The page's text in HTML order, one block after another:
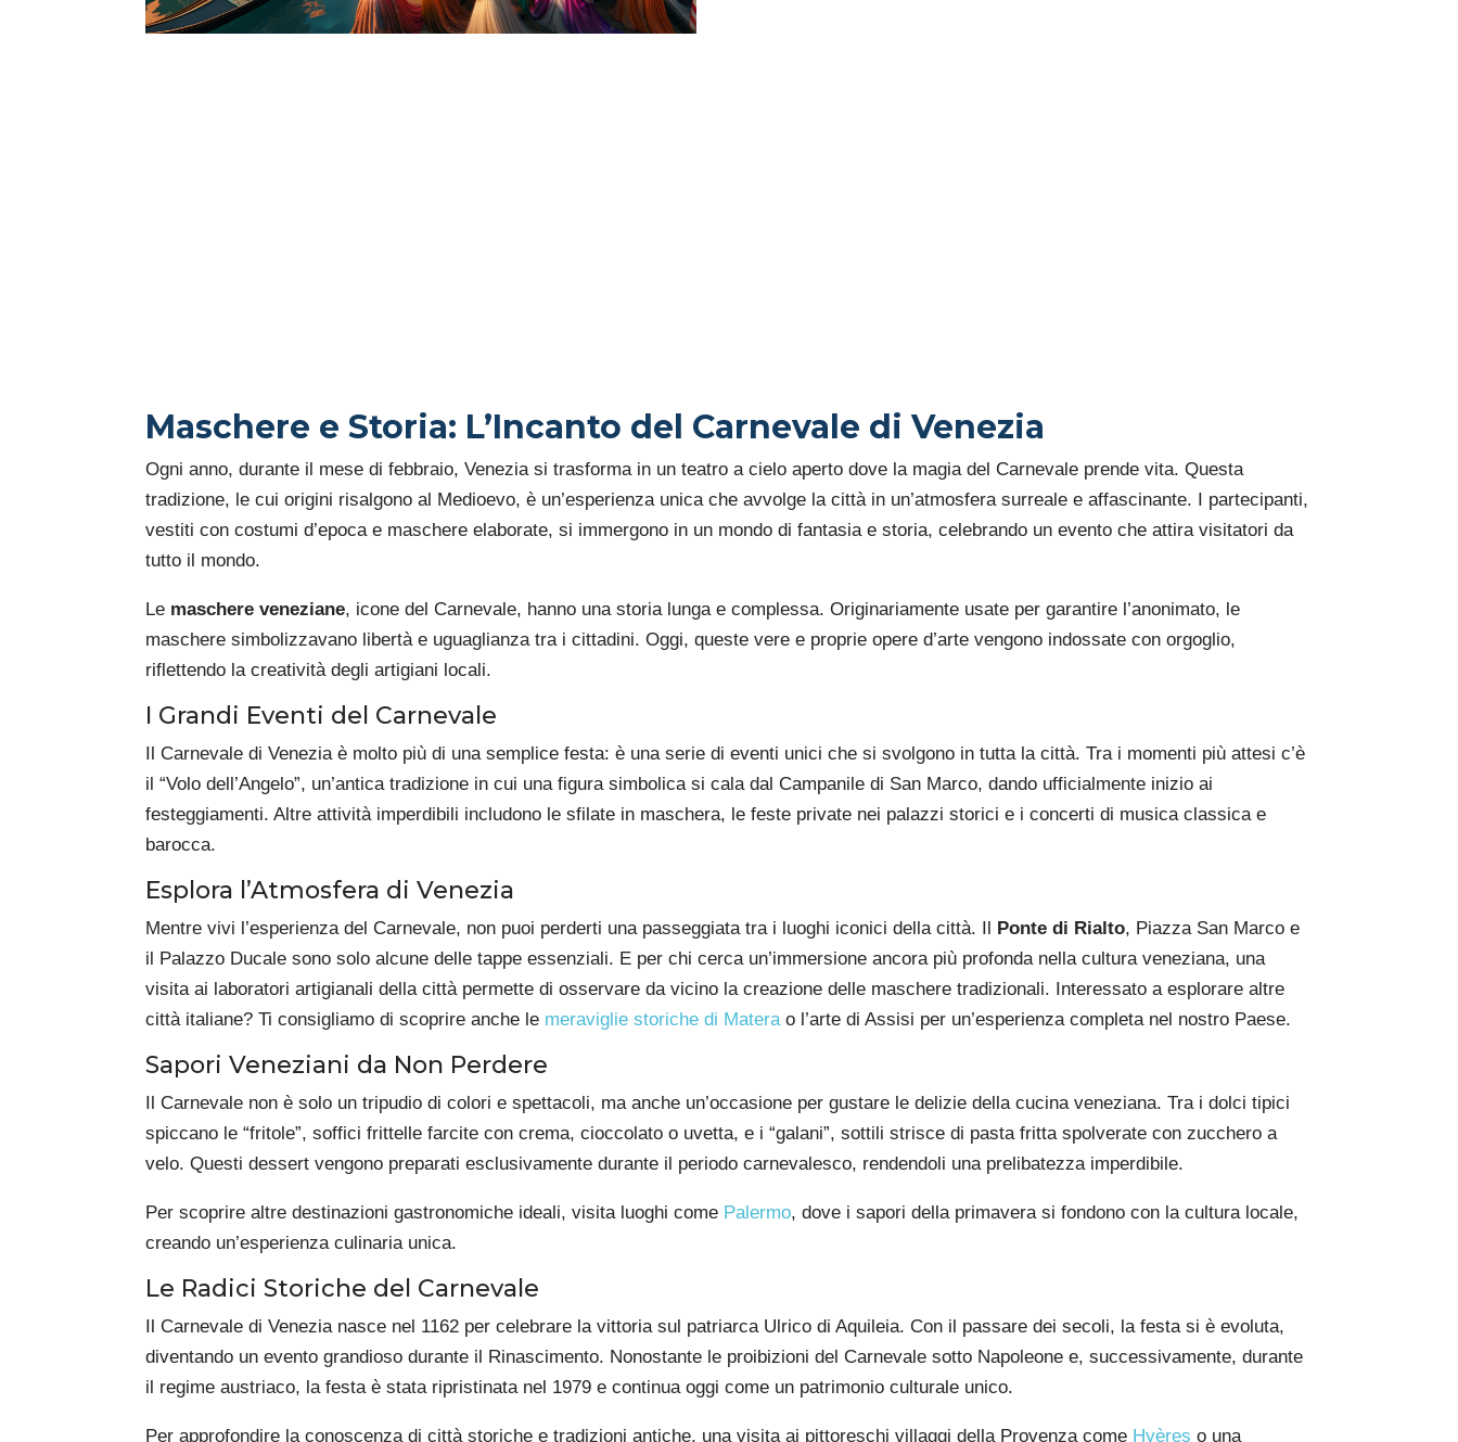
Maschere e Storia: L’Incanto del Carnevale di Venezia
Ogni anno, durante il mese di febbraio, Venezia si trasforma in un teatro a cielo aperto dove la magia del Carnevale prende vita. Questa
tradizione, le cui origini risalgono al Medioevo, è un’esperienza unica che avvolge la città in un’atmosfera surreale e affascinante. I partecipanti,
vestiti con costumi d’epoca e maschere elaborate, si immergono in un mondo di fantasia e storia, celebrando un evento che attira visitatori da
tutto il mondo.
Le maschere veneziane, icone del Carnevale, hanno una storia lunga e complessa. Originariamente usate per garantire l’anonimato, le
maschere simbolizzavano libertà e uguaglianza tra i cittadini. Oggi, queste vere e proprie opere d’arte vengono indossate con orgoglio,
riflettendo la creatività degli artigiani locali.
I Grandi Eventi del Carnevale
Il Carnevale di Venezia è molto più di una semplice festa: è una serie di eventi unici che si svolgono in tutta la città. Tra i momenti più attesi c’è
il “Volo dell’Angelo”, un’antica tradizione in cui una figura simbolica si cala dal Campanile di San Marco, dando ufficialmente inizio ai
festeggiamenti. Altre attività imperdibili includono le sfilate in maschera, le feste private nei palazzi storici e i concerti di musica classica e
barocca.
Esplora l’Atmosfera di Venezia
Mentre vivi l’esperienza del Carnevale, non puoi perderti una passeggiata tra i luoghi iconici della città. Il Ponte di Rialto, Piazza San Marco e
il Palazzo Ducale sono solo alcune delle tappe essenziali. E per chi cerca un’immersione ancora più profonda nella cultura veneziana, una
visita ai laboratori artigianali della città permette di osservare da vicino la creazione delle maschere tradizionali. Interessato a esplorare altre
città italiane? Ti consigliamo di scoprire anche le meraviglie storiche di Materao l’arte di Assisi per un’esperienza completa nel nostro Paese.
Sapori Veneziani da Non Perdere
Il Carnevale non è solo un tripudio di colori e spettacoli, ma anche un’occasione per gustare le delizie della cucina veneziana. Tra i dolci tipici
spiccano le “fritole”, soffici frittelle farcite con crema, cioccolato o uvetta, e i “galani”, sottili strisce di pasta fritta spolverate con zucchero a
velo. Questi dessert vengono preparati esclusivamente durante il periodo carnevalesco, rendendoli una prelibatezza imperdibile.
Per scoprire altre destinazioni gastronomiche ideali, visita luoghi come Palermo, dove i sapori della primavera si fondono con la cultura locale,
creando un’esperienza culinaria unica.
Le Radici Storiche del Carnevale
Il Carnevale di Venezia nasce nel 1162 per celebrare la vittoria sul patriarca Ulrico di Aquileia. Con il passare dei secoli, la festa si è evoluta,
diventando un evento grandioso durante il Rinascimento. Nonostante le proibizioni del Carnevale sotto Napoleone e, successivamente, durante
il regime austriaco, la festa è stata ripristinata nel 1979 e continua oggi come un patrimonio culturale unico.
Per approfondire la conoscenza di città storiche e tradizioni antiche, una visita ai pittoreschi villaggi della Provenza come Hyères o una